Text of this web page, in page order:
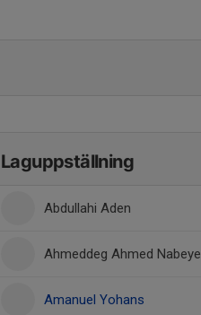
Laguppställning
Abdullahi Aden
Ahmeddeg Ahmed Nabeye
Amanuel Yohans